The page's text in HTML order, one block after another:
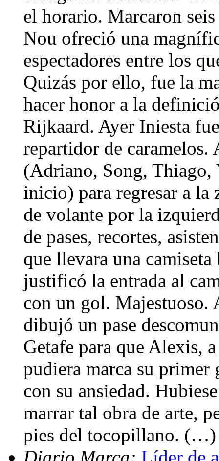
el horario. Marcaron
Nou ofreció una
espectadores entre los
Quizás por ello, fue la
hacer honor a la
Rijkaard. Ayer Iniesta
repartidor de caramelos.
(Adriano, Song,
inicio) para regresar a la
de volante por la
de pases, recortes,
que llevara una
justificó la entrada al
con un gol. Majestuoso.
dibujó un pase
Getafe para que Alexis,
pudiera marca su
con su ansiedad.
marrar tal obra de arte,
pies del tocopillano. (…)
Diario Marca: Líder de